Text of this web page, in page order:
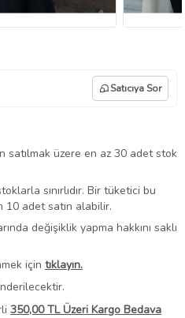
Satıcıya Sor
satılmak üzere en az 30 adet stok
sınırlıdır. Bir tüketici bu
10 adet satın alabilir.
değişiklik yapma hakkını saklı
için tıklayın.
350,00 TL Üzeri Kargo Bedava